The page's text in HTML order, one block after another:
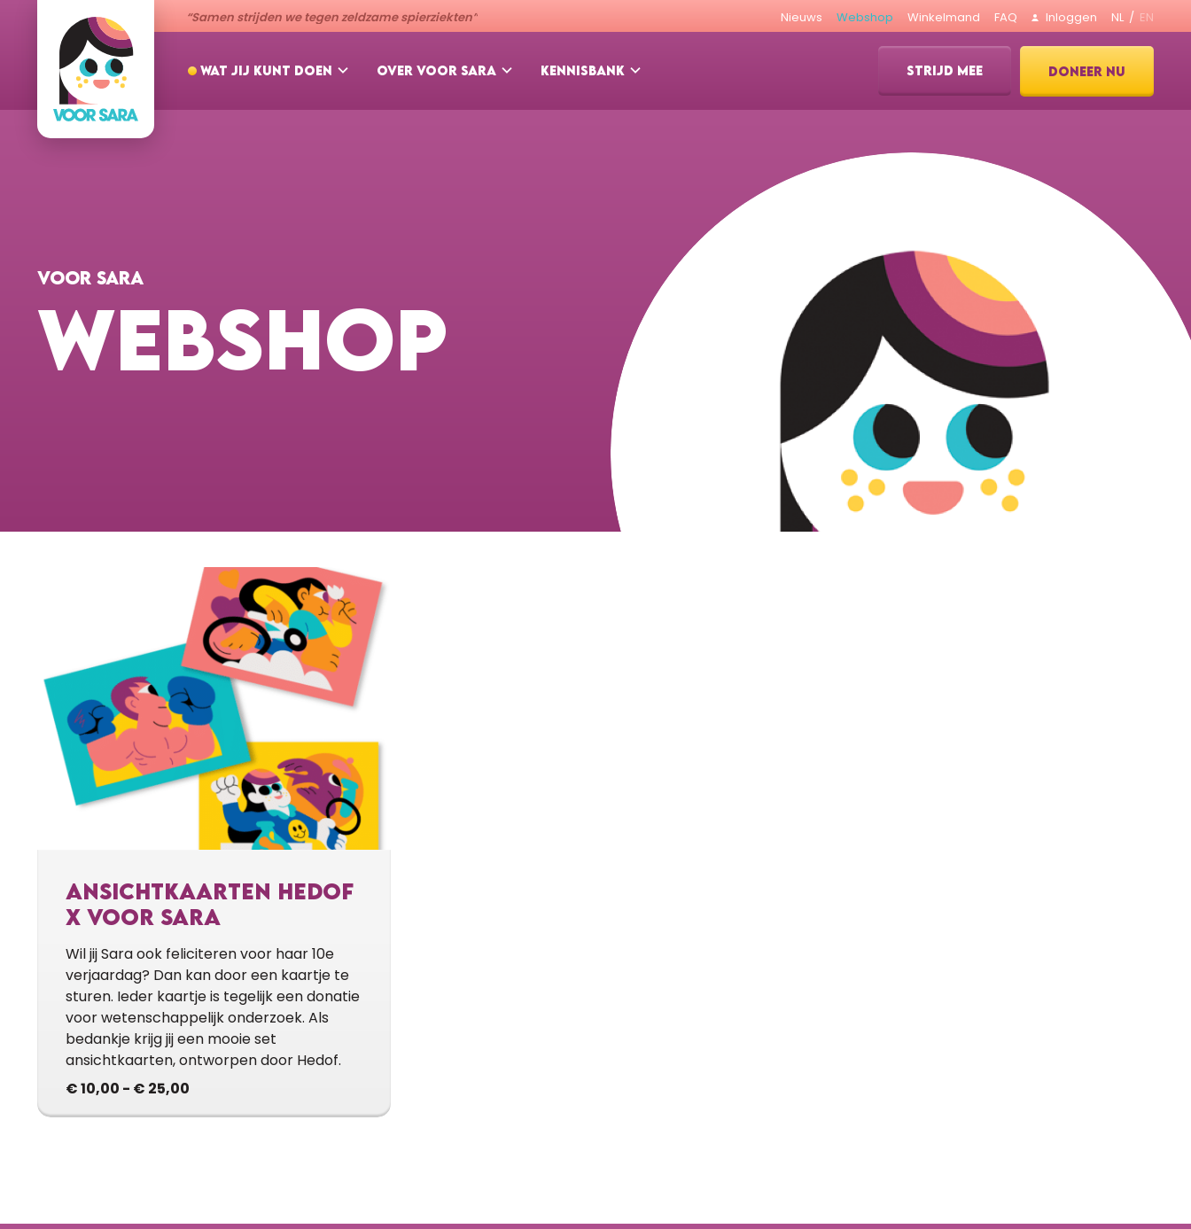
“Samen strijden we tegen zeldzame spierziekten” Nieuws Webshop Winkelmand FAQ Inloggen NL EN
WAT JIJ KUNT DOEN OVER VOOR SARA KENNISBANK STRIJD MEE DONEER NU
VOOR SARA
WEBSHOP
ANSICHTKAARTEN HEDOF
X VOOR SARA
Wil jij Sara ook feliciteren voor haar 10e
verjaardag? Dan kan door een kaartje te
sturen. Ieder kaartje is tegelijk een donatie
voor wetenschappelijk onderzoek. Als
bedankje krijg jij een mooie set
ansichtkaarten, ontworpen door Hedof.
€10,00 - € 25,00
TOT